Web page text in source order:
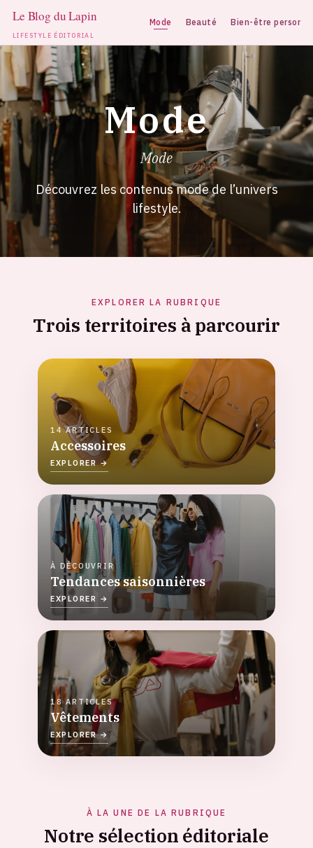
LIFESTYLE ÉDITORIAL
Mode Beauté Bien-être
Aller
au
contenu
Mode
Mode
Découvrez les contenus mode de l’univers
lifestyle.
EXPLORER LA RUBRIQUE
Trois territoires à parcourir
14 ARTICLES
Accessoires
EXPLORER →
À DÉCOUVRIR
Tendances saisonnières
EXPLORER →
18 ARTICLES
Vêtements
EXPLORER →
À LA UNE DE LA RUBRIQUE
Notre sélection éditoriale